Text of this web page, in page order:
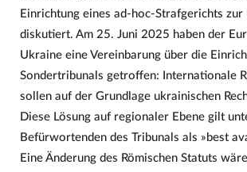
Einrichtung eines ad-hoc-Strafgerichts zur
diskutiert. Am 25. Juni 2025 haben der
Ukraine eine Vereinbarung über die
Sondertribunals getroffen: Internationale
sollen auf der Grundlage ukrainischen
Diese Lösung auf regionaler Ebene gilt
Befürwortenden des Tribunals als »best
Eine Änderung des Römischen Statuts